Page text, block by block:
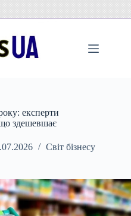
експерти
здешевшає
Світ бізнесу